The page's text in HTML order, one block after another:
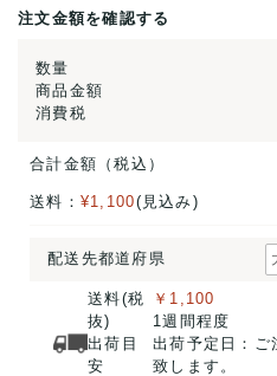
注文金額を確認する
数量
商品金額
消費税
合計金額（税込）
送料： ¥1,100(見込み)
配送先都道府県
送料(税
抜)
出荷目
安
￥1,100
1週間程度
出荷予定日：ご
致します。